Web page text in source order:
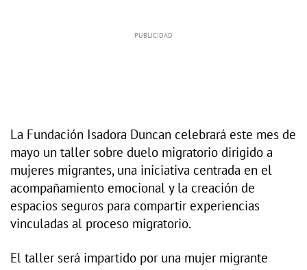
La Fundación Isadora Duncan celebrará este mes de
mayo un taller sobre duelo migratorio dirigido a
mujeres migrantes, una iniciativa centrada en el
acompañamiento emocional y la creación de
espacios seguros para compartir experiencias
vinculadas al proceso migratorio.
El taller será impartido por una mujer migrante